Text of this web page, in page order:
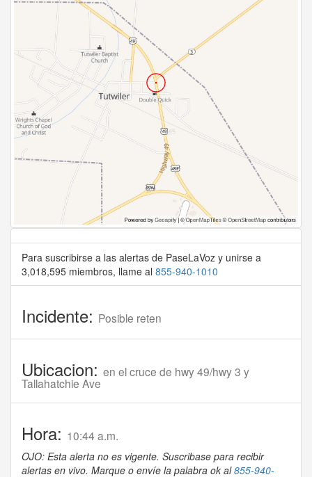
Para suscribirse a las alertas de PaseLaVoz y unirse a
3,018,595 miembros, llame al 855-940-1010
Incidente: Posible reten
Ubicacion: en el cruce de hwy 49/hwy 3 y
Tallahatchie Ave
Hora: 10:44 a.m.
OJO: Esta alerta no es vigente. Suscribase para recibir
alertas en vivo. Marque o envíe la palabra ok al855-940-